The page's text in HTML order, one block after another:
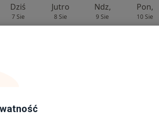
Dziś
7 Sie
Jutro
8 Sie
Ndz,
9 Sie
Pon,
10 Sie